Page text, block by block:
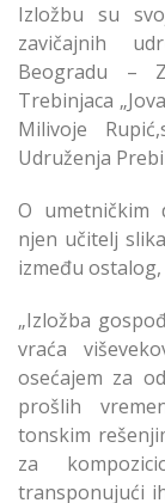
Izložbu su
zavičajnih
Beogradu –
Trebinjaca
Milivoje
Udruženja
O umetničkim
njen učitelj
između
„Izložba
vraća
osećajem za
prošlih
tonskim
za
transponujući